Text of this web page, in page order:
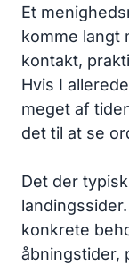
Et
komme langt
kontakt,
Hvis I
meget af
det til at se
Det der
konkrete
åbningstider,